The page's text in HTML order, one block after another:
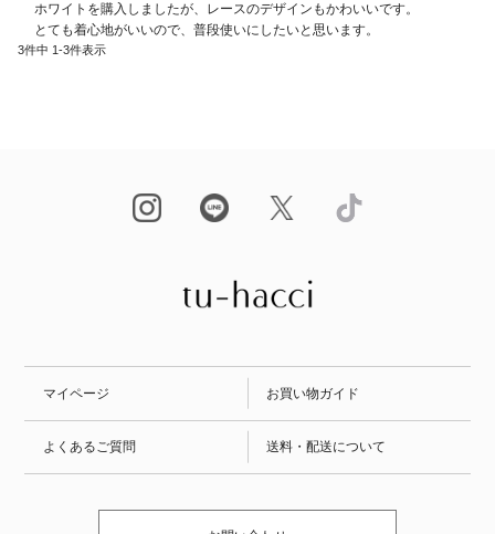
ホワイトを購入しましたが、レースのデザインもかわいいです。
とても着心地がいいので、普段使いにしたいと思います。
3件中 1-3件表示
マイページ お買い物ガイド
よくあるご質問 送料・配送について